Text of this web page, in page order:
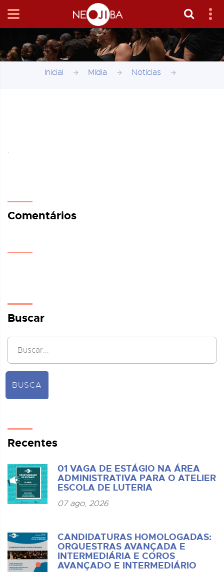
Inicial Mídia Notícias
,
Comentários
Buscar
BUSCA
Recentes
01 VAGA DE ESTÁGIO NA ÁREA
ADMINISTRATIVA PARA O ATELIER
ESCOLA DE LUTERIA
07 ago, 2026
CANDIDATURAS HOMOLOGADAS:
ORQUESTRAS AVANÇADA E
INTERMEDIÁRIA E COROS
AVANÇADO E INTERMEDIÁRIO